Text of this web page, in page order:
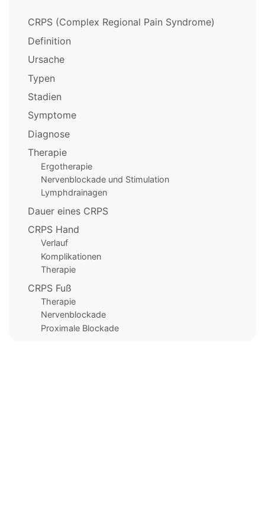
CRPS (Complex Regional Pain Syndrome)
Definition
Ursache
Typen
Stadien
Symptome
Diagnose
Therapie
Ergotherapie
Nervenblockade und Stimulation
Lymphdrainagen
Dauer eines CRPS
CRPS Hand
Verlauf
Komplikationen
Therapie
CRPS Fuß
Therapie
Nervenblockade
Proximale Blockade